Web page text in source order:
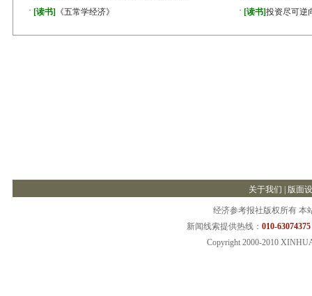
· [读书] 《五常学经济》 · [读书]投资尽可逆
关于我们 版面
经济参考报社版权所有 本
新闻线索提供热线： 010-
Copyright 2000-2010